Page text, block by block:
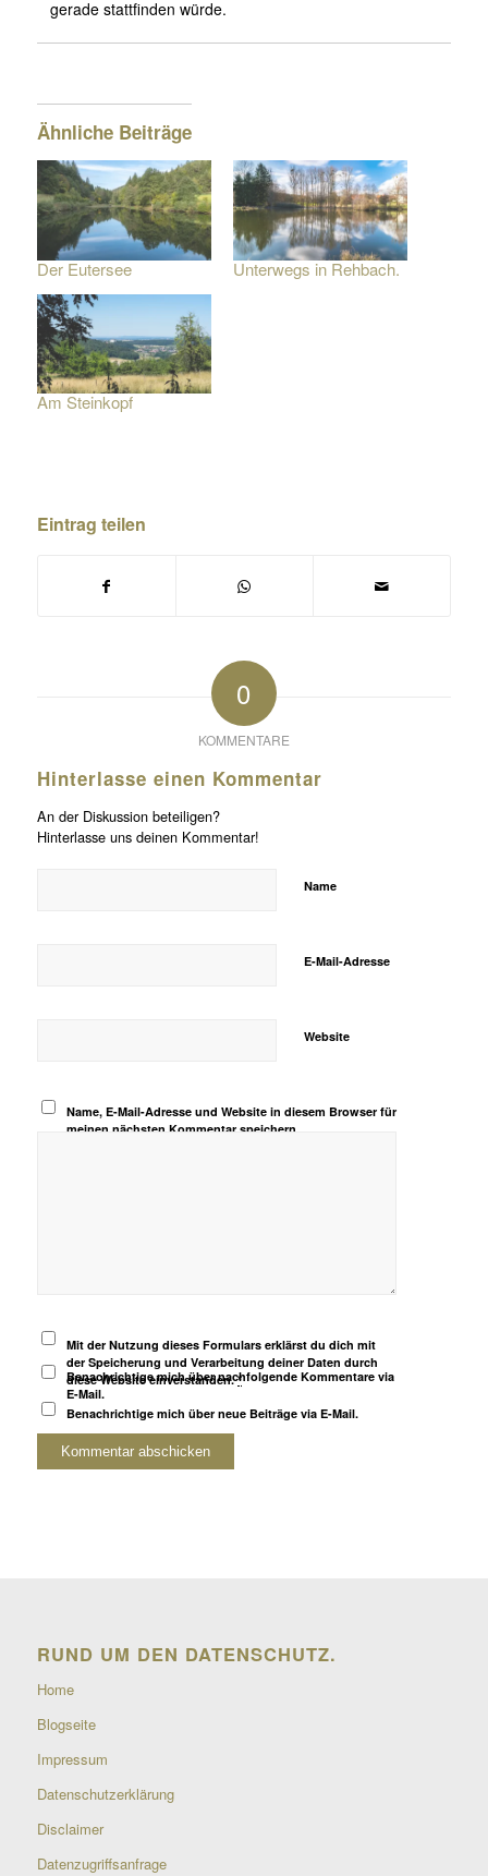
gerade stattfinden würde.
Ähnliche Beiträge
Der Eutersee Unterwegs in Rehbach.
Am Steinkopf
Eintrag teilen
0
KOMMENTARE
Hinterlasse einen Kommentar
An der Diskussion beteiligen?
Hinterlasse uns deinen Kommentar!
Name
E-Mail-Adresse
Website
Name, E-Mail-Adresse und Website in diesem Browser für
meinen nächsten Kommentar speichern.
Mit der Nutzung dieses Formulars erklärst du dich mit
der Speicherung und Verarbeitung deiner Daten durch
diese Website einverstanden.*
Benachrichtige mich über nachfolgende Kommentare via
E-Mail.
Benachrichtige mich über neue Beiträge via E-Mail.
RUND UM DEN DATENSCHUTZ.
Home
Blogseite
Impressum
Datenschutzerklärung
Disclaimer
Datenzugriffsanfrage